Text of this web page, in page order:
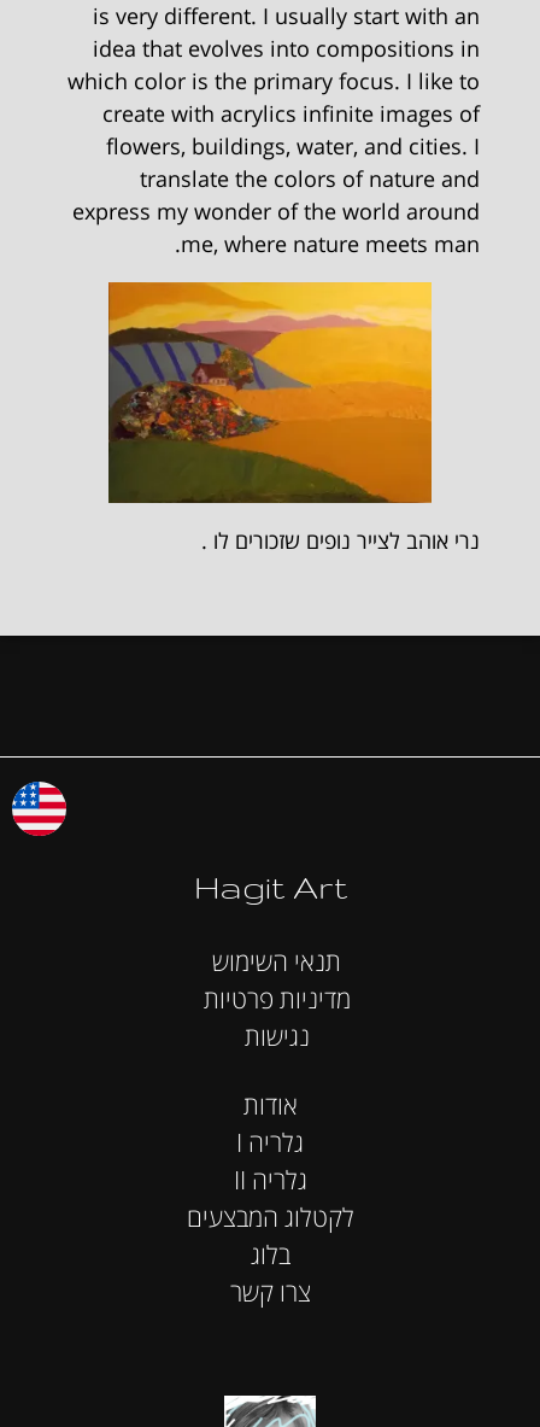
is very different. I usually start with an
idea that evolves into compositions in
which color is the primary focus. I like to
create with acrylics infinite images of
flowers, buildings, water, and cities. I
translate the colors of nature and
express my wonder of the world around
me, where nature meets man.
נרי אוהב לצייר נופים שזכורים לו .
Hagit Art
אודות
I גלריה
II גלריה
לקטלוג המבצעים
בלוג
צרו קשר
תנאי השימוש
מדיניות פרטיות
נגישות